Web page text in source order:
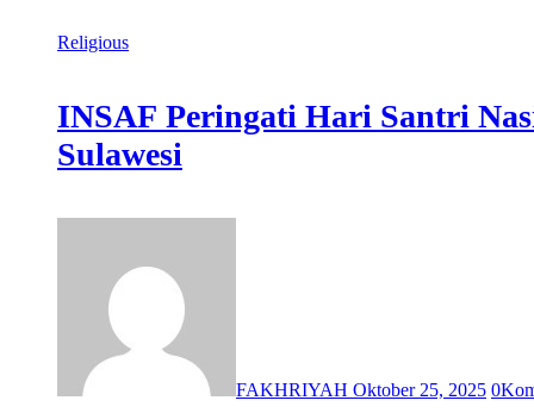
Religious
INSAF Peringati Hari Santri
Sulawesi
FAKHRIYAH Oktober 25, 2025 0